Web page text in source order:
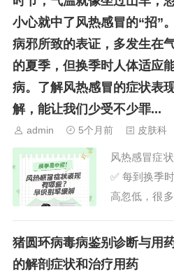
小心就中了风热感冒的“招”
病邪所致的表证，多发生在
的夏季，但换季时人体适应
病。了解风热感冒的症状表
解，能让我们少受不少罪...
admin 5个月前 皮肤科
风热感冒症
✅ 每到换季
高忽低，很
证，多发生
猪圆环病毒病鉴别诊断与用
的解剖症状和治疗用药